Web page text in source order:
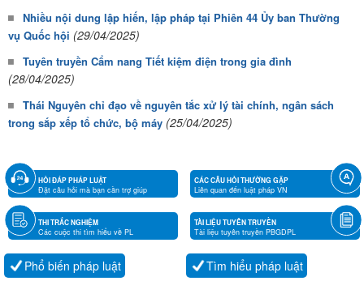
Nhiều nội dung lập hiến, lập pháp tại Phiên 44 Ủy ban Thường
vụ Quốc hội (29/04/2025)
Tuyên truyền Cẩm nang Tiết kiệm điện trong gia đình
(28/04/2025)
Thái Nguyên chỉ đạo về nguyên tắc xử lý tài chính, ngân sách
trong sắp xếp tổ chức, bộ máy (25/04/2025)
HỎI ĐÁP PHÁP LUẬT
Đặt câu hỏi mà bạn cần trợ giúp
CÁC CÂU HỎI THƯỜNG GẶP
Liên quan đến luật pháp VN
THI TRẮC NGHIỆM
Các cuộc thi tìm hiểu về PL
TÀI LIỆU TUYÊN TRUYỀN
Tài liệu tuyên truyền PBGDPL
Phổ biến pháp luật Tìm hiểu pháp luật